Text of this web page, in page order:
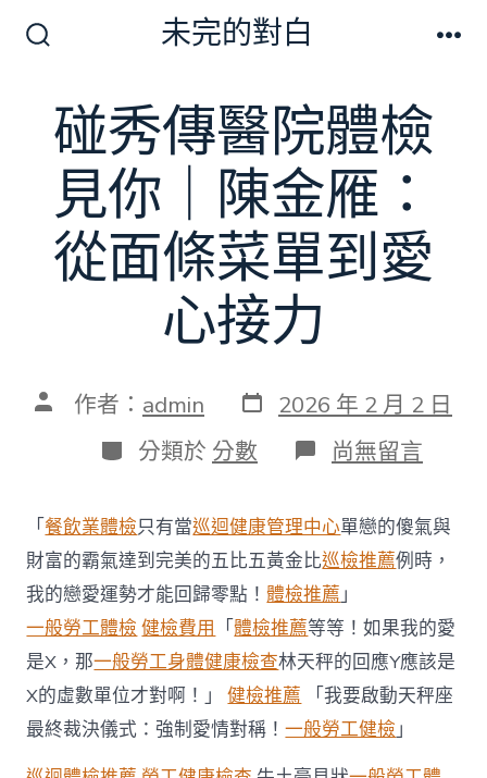
切
換
開
未完的對白
碰秀傳醫院體檢
見你｜陳金雁：
從面條菜單到愛
心接力
文 作者： admin 發
表
日
期
2026 年 2 月 2 日
分
類
分類於 分數 在
〈碰
傳
醫
院
體
檢
見
你
｜
陳
金
雁：
尚無留言
「餐飲業體檢只有當巡迴健康管理中心單戀的傻氣與
財富的霸氣達到完美的五比五黃金比巡檢推薦例時，
我的戀愛運勢才能回歸零點！體檢推薦」
一般勞工體檢 健檢費用 「體檢推薦等等！如果我的愛
是X，那一般勞工身體健康檢查林天秤的回應Y應該是
X的虛數單位才對啊！」健檢推薦 「我要啟動天秤座
最終裁決儀式：強制愛情對稱！一般勞工健檢」